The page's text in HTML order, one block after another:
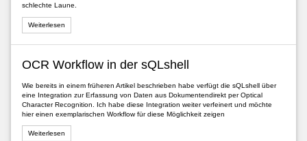
schlechte Laune.
Weiterlesen
OCR Workflow in der sQLshell
Wie bereits in einem früheren Artikel beschrieben habe verfügt die sQLshell über
eine Integration zur Erfassung von Daten aus Dokumentendirekt per Optical
Character Recognition. Ich habe diese Integration weiter verfeinert und möchte
hier einen exemplarischen Workflow für diese Möglichkeit zeigen
Weiterlesen